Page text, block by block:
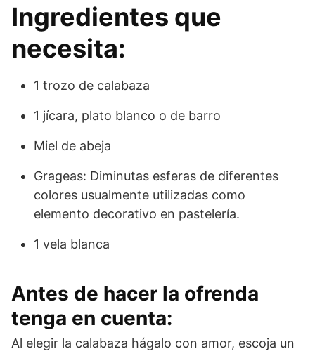
Ingredientes que
necesita:
1 trozo de calabaza
1 jícara, plato blanco o de barro
Miel de abeja
Grageas: Diminutas esferas de diferentes
colores usualmente utilizadas como
elemento decorativo en pastelería.
1 vela blanca
Antes de hacer la ofrenda
tenga en cuenta:
Al elegir la calabaza hágalo con amor, escoja un